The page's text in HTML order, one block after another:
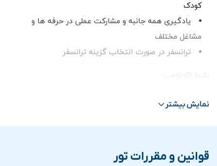
کودک
یادگیری همه جانبه و مشارکت عملی در حرفه ها و
مشاغل مختلف
ترانسفر در صورت انتخاب گزينه ترانسفر
فعالیت های فصلی
بلیط پرمیوم:
نمایش بیشتر
قوانین و مقررات تور